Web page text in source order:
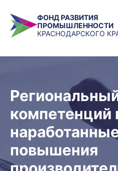
ФОНД РАЗВИТИЯ
ПРОМЫШЛЕННОСТИ
КРАСНОДАРСКОГО
компетенций
повышения